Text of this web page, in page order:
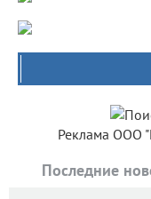
Реклама ООО
Последние